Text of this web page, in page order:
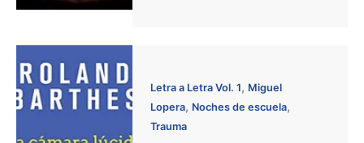
Letra a Letra Vol. 1, Miguel
Lopera, Noches de escuela,
Trauma